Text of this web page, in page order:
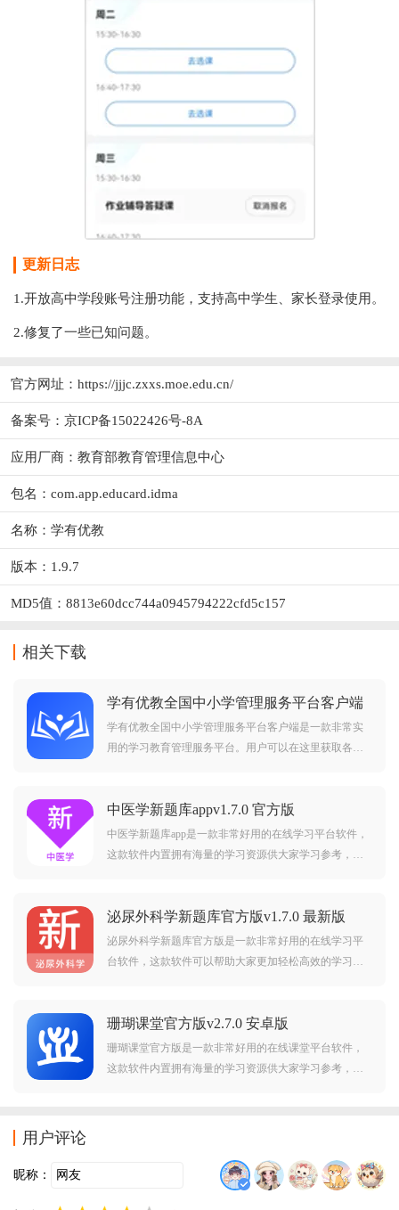
更新日志
1.开放高中学段账号注册功能，支持高中学生、家长登录使用。
2.修复了一些已知问题。
官方网址： https://jjjc.zxxs.moe.edu.cn/
备案号：京ICP备15022426号-8A
应用厂商： 教育部教育管理信息中心
包名：com.app.educard.idma
名称：学有优教
版本：1.9.7
MD5值：8813e60dcc744a0945794222cfd5c157
相关下载
学有优教全国中小学管理服务平台客户端
v1.9.7 安卓版
学有优教全国中小学管理服务平台客户端是一款非常实
用的学习教育管理服务平台。用户可以在这里获取各种
中医学新题库appv1.7.0 官方版
中医学新题库app是一款非常好用的在线学习平台软件，
这款软件内置拥有海量的学习资源供大家学习参考，而
习模式，帮助用户可以更加高效的学习。
泌尿外科学新题库官方版v1.7.0 最新版
泌尿外科学新题库官方版是一款非常好用的在线学习平
台软件，这款软件可以帮助大家更加轻松高效的学习，
定最佳的学习计划，让大家更加高效的完成学习任务。
珊瑚课堂官方版v2.7.0 安卓版
珊瑚课堂官方版是一款非常好用的在线课堂平台软件，
这款软件内置拥有海量的学习资源供大家学习参考，而
用户评论
昵称：